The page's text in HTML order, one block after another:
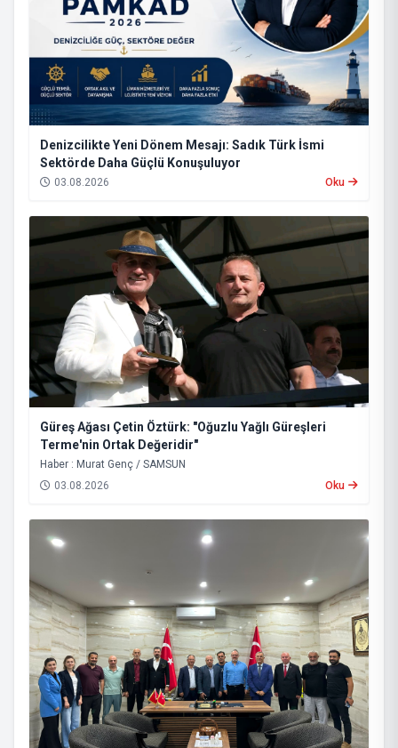
Denizcilikte Yeni Dönem Mesajı: Sadık Türk İsmi
Sektörde Daha Güçlü Konuşuluyor
03.08.2026 Oku
Güreş Ağası Çetin Öztürk: "Oğuzlu Yağlı Güreşleri
Terme'nin Ortak Değeridir"
Haber : Murat Genç / SAMSUN
03.08.2026
Oku